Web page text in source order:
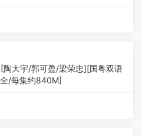
大宇/郭可盈/梁荣忠][国粤双语
/每集约840M]